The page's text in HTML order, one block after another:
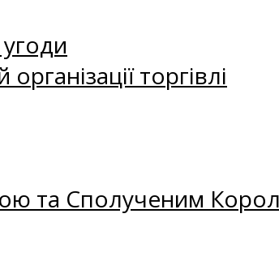
торгівлі
та Сполученим